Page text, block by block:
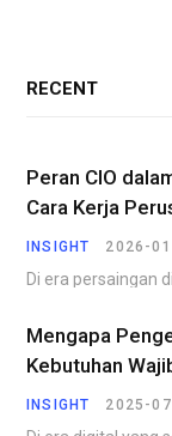
RECENT
Peran CIO
Cara Kerja
INSIGHT 2026-
Mengapa
Kebutuhan
INSIGHT 2025-